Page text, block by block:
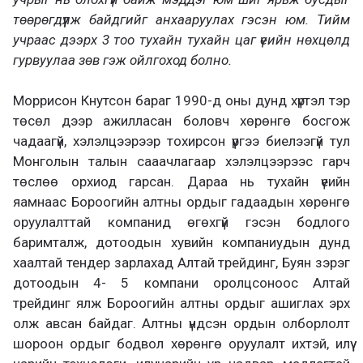
төөрөгдүүлж байдгийг анхааруулах гэсэн юм. Тийм
учраас дээрх 3 тоо тухайн тухайн цаг үеийн нөхцөлд
гурвуулаа зөв гэж ойлгоход болно.
Моррисон Кнутсон бараг 1990-д оны дунд хүртэл тэр
төсөл дээр ажилласан боловч хөрөнгө босгож
чадаагүй, хэлэлцээрээр тохирсон үүргээ биелээгүй тул
Монголын талын сааачлагаар хэлэлцээрээс гарч
төслөө орхиод гарсан. Дараа нь тухайн үеийн
яамнаас Бороогийн алтны ордыг гадаадын хөрөнгө
оруулалттай компанид өгөхгүй гэсэн бодлого
баримталж, дотоодын хувийн компаниудын дунд
хаалтай тендер зарлахад Алтай трейдинг, Буян зэрэг
дотоодын 4- 5 компани оролцсоноос Алтай
трейдинг ялж Бороогийн алтны ордыг ашиглах эрх
олж авсан байдаг. Алтны үндсэн ордын олборлолт
шороон ордыг бодвол хөрөнгө оруулалт ихтэй, илүү